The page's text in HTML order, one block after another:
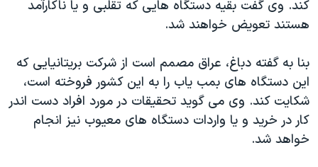
اقتصادی
علم و فناوری
اسرائیل در جنگ
گالری عکس
آرشیو پخش زنده
حمله جمهوری اسلامی به اسرائیل
رمز مهسا
ورزش زنان در ایران
اعتراضات زن، زندگی، آزادی
مجموعه مستندهای دادخواهی
تریبونال مردمی آبان ۹۸
کند. وی گفت بقیه دستگاه هایی که تقلبی و یا ناکارآمد
هستند تعویض خواهند شد.
بنا به گفته دباغ، عراق مصمم است از شرکت بریتانیایی که
این دستگاه های بمب یاب را به این کشور فروخته است،
شکایت کند. وی می گوید تحقیقات در مورد افراد دست اندر
کار در خرید و یا واردات دستگاه های معیوب نیز انجام
خواهد شد.